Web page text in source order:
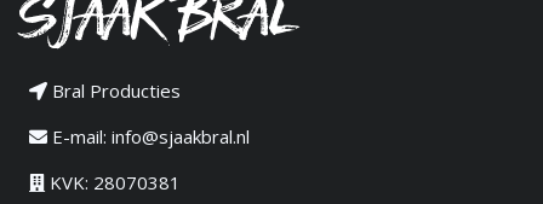
Bral Producties
E-mail: info@sjaakbral.nl
KVK: 28070381